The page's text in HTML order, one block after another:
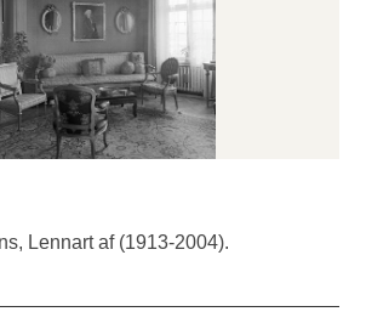
Lennart af (1913-2004).